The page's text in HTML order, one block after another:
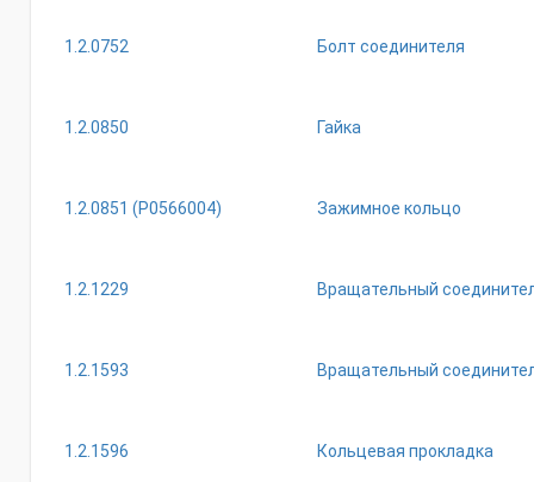
1.2.0752 Болт соединителя
1.2.0850 Гайка
1.2.0851 (Р0566004) Зажимное кольцо
1.2.1229 Вращательный
1.2.1593 Вращательный
1.2.1596 Кольцевая прокладка